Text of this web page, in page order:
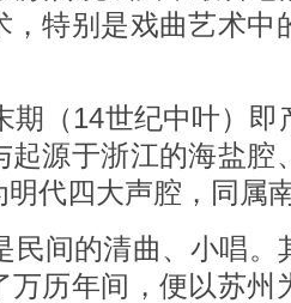
，特别是戏曲艺术中
期（14世纪中叶）
起源于浙江的海盐腔
代四大声腔，同属
民间的清曲、小唱。
万历年间，便以苏州